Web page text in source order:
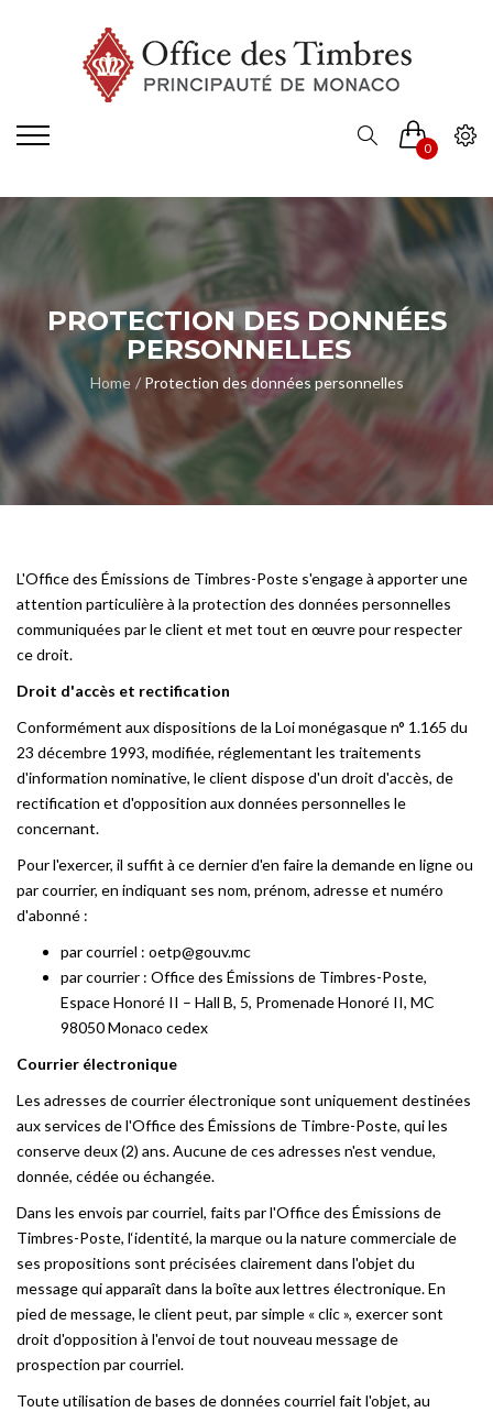
0
PROTECTION DES DONNÉES
PERSONNELLES
Home Protection des données personnelles
L'Office des Émissions de Timbres-Poste s'engage à apporter une
attention particulière à la protection des données personnelles
communiquées par le client et met tout en œuvre pour respecter
ce droit.
Droit d'accès et rectification
Conformément aux dispositions de la Loi monégasque n° 1.165 du
23 décembre 1993, modifiée, réglementant les traitements
d'information nominative, le client dispose d'un droit d'accès, de
rectification et d'opposition aux données personnelles le
concernant.
Pour l'exercer, il suffit à ce dernier d'en faire la demande en ligne ou
par courrier, en indiquant ses nom, prénom, adresse et numéro
d'abonné :
par courriel : oetp@gouv.mc
par courrier : Office des Émissions de Timbres-Poste,
Espace Honoré II – Hall B, 5, Promenade Honoré II, MC
98050 Monaco cedex
Courrier électronique
Les adresses de courrier électronique sont uniquement destinées
aux services de l'Office des Émissions de Timbre-Poste, qui les
conserve deux (2) ans. Aucune de ces adresses n'est vendue,
donnée, cédée ou échangée.
Dans les envois par courriel, faits par l'Office des Émissions de
Timbres-Poste, l‘identité, la marque ou la nature commerciale de
ses propositions sont précisées clairement dans l'objet du
message qui apparaît dans la boîte aux lettres électronique. En
pied de message, le client peut, par simple « clic », exercer sont
droit d'opposition à l'envoi de tout nouveau message de
prospection par courriel.
Toute utilisation de bases de données courriel fait l'objet, au